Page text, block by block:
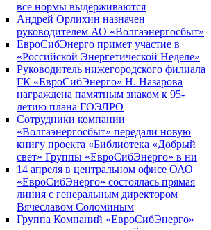
все нормы выдерживаются
Андрей Орлихин назначен
руководителем АО «Волгаэнергосбыт»
ЕвроСибЭнерго примет участие в
«Российской Энергетической Неделе»
Руководитель нижегородского филиала
ГК «ЕвроСибЭнерго» Н. Назарова
награждена памятным знаком к 95-
летию плана ГОЭЛРО
Сотрудники компании
«Волгаэнергосбыт» передали новую
книгу проекта «Библиотека «Добрый
свет» Группы «ЕвроСибЭнерго» в ни
14 апреля в центральном офисе ОАО
«ЕвроСибЭнерго» состоялась прямая
линия с генеральным директором
Вячеславом Соломиным
Группа Компаний «ЕвроСибЭнерго»